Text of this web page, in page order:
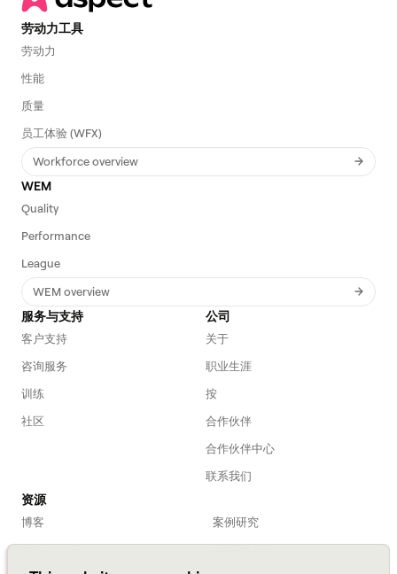
劳动力工具
劳动力
性能
质量
员工体验 (WFX)
Workforce overview
WEM
Quality
Performance
League
WEM overview
服务与支持
客户支持
咨询服务
训练
社区
公司
关于
职业生涯
按
合作伙伴
合作伙伴中心
联系我们
资源
博客
案例研究
劳动力入门